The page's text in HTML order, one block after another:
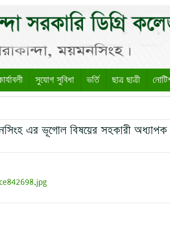
সুযোগ সুবিধা ভর্তি ছাত্র ছাত্রী
এর ভূগোল বিষয়ের সহকারী অধ্যাপক